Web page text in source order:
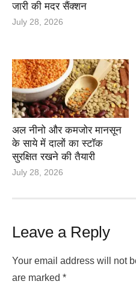
जारी की मदर सैंक्शन
July 28, 2026
अल नीनो और कमजोर मानसून
के साये में दालों का स्टॉक
सुरक्षित रखने की तैयारी
July 28, 2026
Leave a Reply
Your email address will not
are marked *